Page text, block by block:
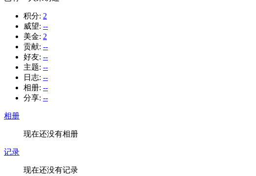
积分: 2
威望: --
美金: 2
贡献: --
好友: --
主题: --
日志: --
相册: --
分享: --
相册
现在还没有相册
记录
现在还没有记录